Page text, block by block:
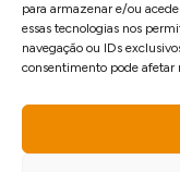
para armazenar e/ou
essas tecnologias nos
navegação ou IDs
consentimento pode afetar
I agree to receive
that I have read and